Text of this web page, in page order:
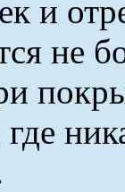
и
не